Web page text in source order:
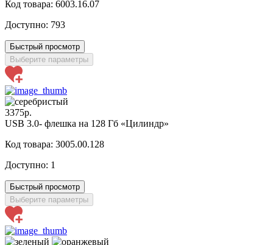
Код товара: 6003.16.07
Доступно: 793
Быстрый просмотр
Выберите параметры
3375р.
USB 3.0- флешка на 128 Гб «Цилиндр»
Код товара: 3005.00.128
Доступно: 1
Быстрый просмотр
Выберите параметры